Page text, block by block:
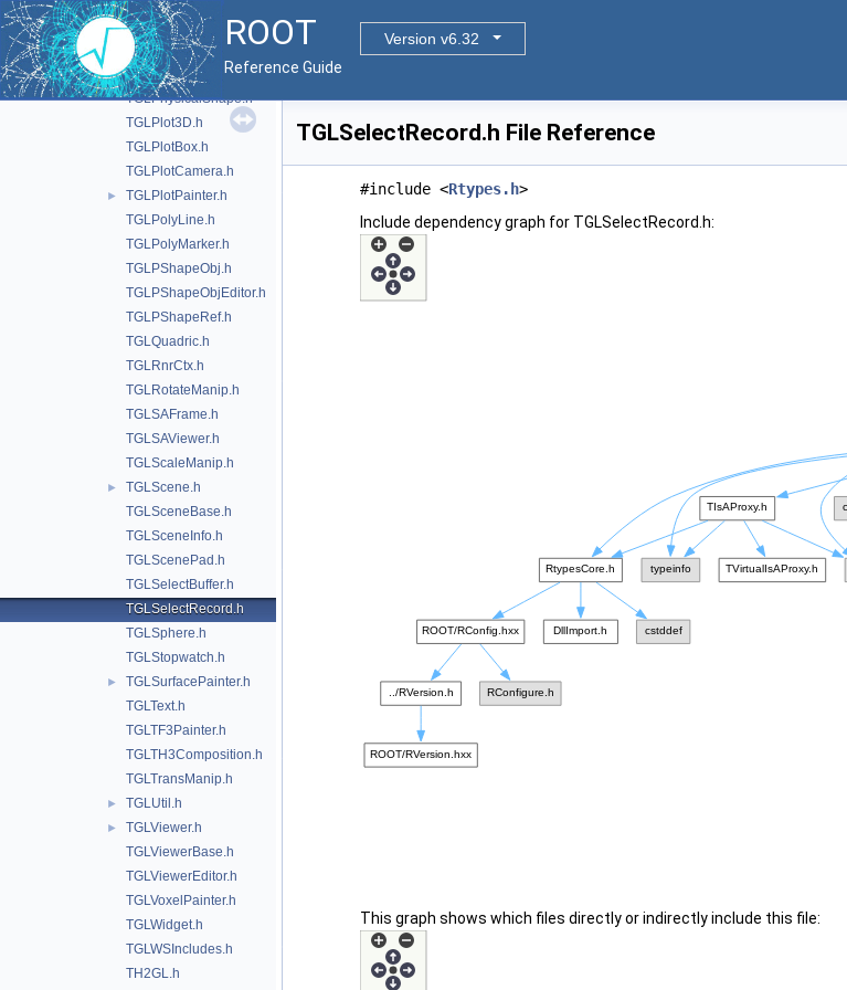
ROOT
Version v6.32
Reference Guide
► TGLParametric.h
TGLParametricEquationGL.h
TGLPerspectiveCamera.h
TGLPhysicalShape.h
TGLPlot3D.h
TGLPlotBox.h
TGLPlotCamera.h
►
TGLPlotPainter.h
TGLPolyLine.h
TGLPolyMarker.h
TGLPShapeObj.h
TGLPShapeObjEditor.h
TGLPShapeRef.h
TGLQuadric.h
TGLRnrCtx.h
TGLRotateManip.h
TGLSAFrame.h
TGLSAViewer.h
TGLScaleManip.h
►
TGLScene.h
TGLSceneBase.h
TGLSceneInfo.h
TGLScenePad.h
TGLSelectBuffer.h
TGLSelectRecord.h
TGLSphere.h
TGLStopwatch.h
►
TGLSurfacePainter.h
TGLText.h
TGLTF3Painter.h
TGLTH3Composition.h
TGLTransManip.h
► TGLUtil.h
►
TGLViewer.h
TGLViewerBase.h
TGLViewerEditor.h
TGLVoxelPainter.h
TGLWidget.h
TGLWSIncludes.h
TH2GL.h
TGLSelectRecord.h File Reference
#include <Rtypes.h>
Include dependency graph for TGLSelectRecord.h:
This graph shows which files directly or indirectly include this file: